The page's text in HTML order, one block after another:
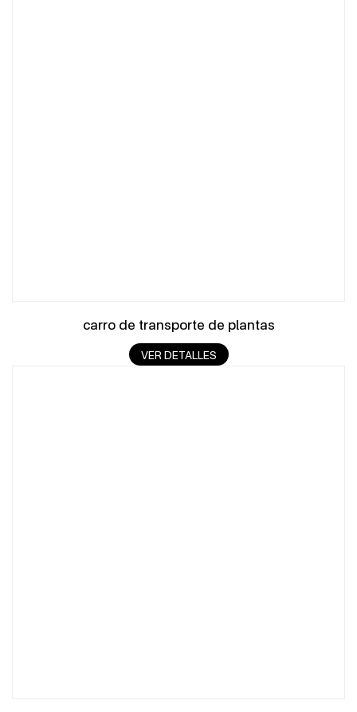
carro de transporte de plantas
VER DETALLES